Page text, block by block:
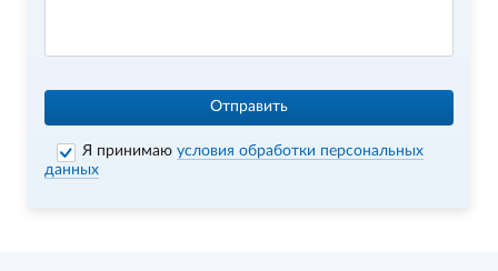
Отправить
Я принимаюусловия обработки персональных
данных